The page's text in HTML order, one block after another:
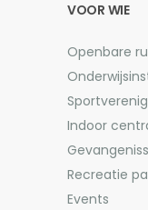
VOOR WIE
Openbare
Indoor
Recreatie
Events